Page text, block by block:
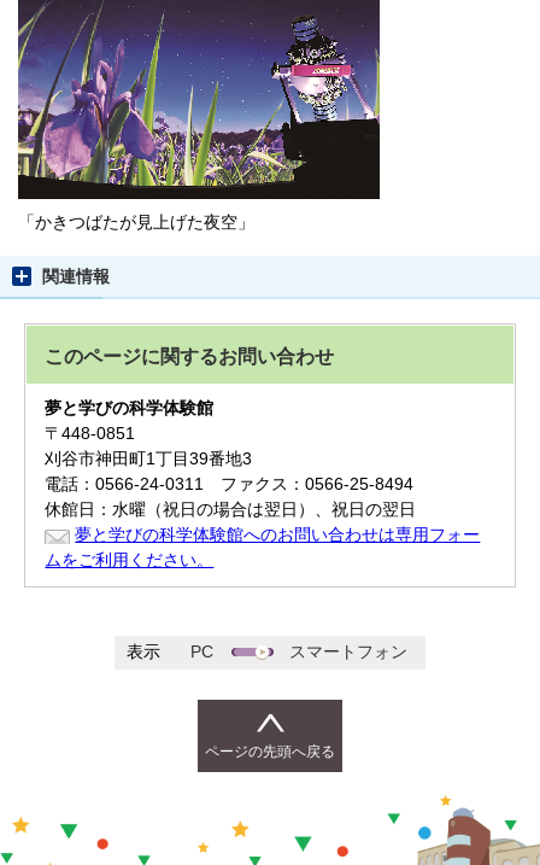
「かきつばたが見上げた夜空」
関連情報
このページに関するお問い合わせ
夢と学びの科学体験館
〒448-0851
刈谷市神田町1丁目39番地3
電話：0566-24-0311 ファクス：0566-25-8494
休館日：水曜（祝日の場合は翌日）、祝日の翌日
夢と学びの科学体験館へのお問い合わせは専用フォー
ムをご利用ください。
表示 PC スマートフォン
ページの先頭へ戻る